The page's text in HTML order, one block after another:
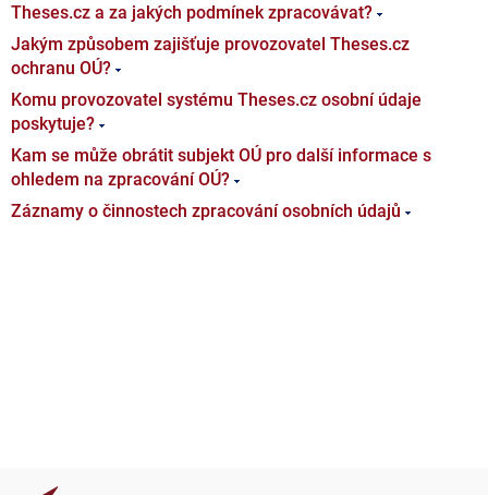
Theses.cz a za jakých podmínek zpracovávat?
Jakým způsobem zajišťuje provozovatel Theses.cz
ochranu OÚ?
Komu provozovatel systému Theses.cz osobní údaje
poskytuje?
Kam se může obrátit subjekt OÚ pro další informace s
ohledem na zpracování OÚ?
Záznamy o činnostech zpracování osobních údajů